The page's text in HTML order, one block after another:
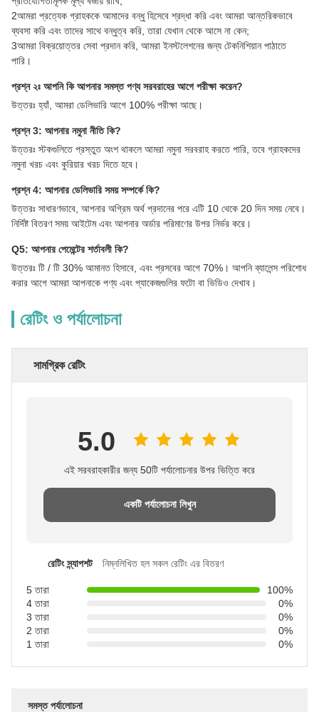
2আমরা প্রত্যেক গ্রাহককে আমাদের বন্ধু হিসেবে শ্রদ্ধা করি এবং আমরা আন্তরিকভাবে
ব্যবসা করি এবং তাদের সাথে বন্ধুত্ব করি, তারা যেখান থেকে আসে না কেন;
3আমরা বিক্রয়োত্তর সেবা প্রদান করি, আমরা ইনস্টলেশনের জন্য টেকনিশিয়ান পাঠাতে
পারি।
প্রশ্ন ২ঃ আপনি কি আপনার সমস্ত পণ্য সরবরাহের আগে পরীক্ষা করেন?
উত্তরঃ হ্যাঁ, আমরা ডেলিভারি আগে 100% পরীক্ষা আছে।
প্রশ্ন 3: আপনার নমুনা নীতি কি?
উত্তরঃ স্টকগুলিতে প্রস্তুত অংশ থাকলে আমরা নমুনা সরবরাহ করতে পারি, তবে গ্রাহকদের
নমুনা খরচ এবং কুরিয়ার খরচ দিতে হবে।
প্রশ্ন 4: আপনার ডেলিভারি সময় সম্পর্কে কি?
উত্তরঃ সাধারণভাবে, আপনার অগ্রিম অর্থ প্রদানের পরে এটি 10 থেকে 20 দিন সময় নেবে।
নির্দিষ্ট বিতরণ সময় আইটেম এবং আপনার অর্ডার পরিমাণের উপর নির্ভর করে।
Q5: আপনার পেমেন্টের শর্তাবলী কি?
উত্তরঃ টি / টি 30% আমানত হিসাবে, এবং প্রসবের আগে 70%। আপনি ব্যালেন্স পরিশোধ
করার আগে আমরা আপনাকে পণ্য এবং প্যাকেজগুলির ফটো বা ভিডিও দেখাব।
রেটিং ও পর্যালোচনা
সামগ্রিক রেটিং
5.0
এই সরবরাহকারীর জন্য 50টি পর্যালোচনার উপর ভিত্তি করে
একটি পর্যালোচনা লিখুন
রেটিং স্ন্যাপশট নিম্নলিখিত হল সকল রেটিং এর বিতরণ
5 তারা
100%
4 তারা
0%
3 তারা
0%
2 তারা
0%
1 তারা
0%
সমস্ত পর্যালোচনা